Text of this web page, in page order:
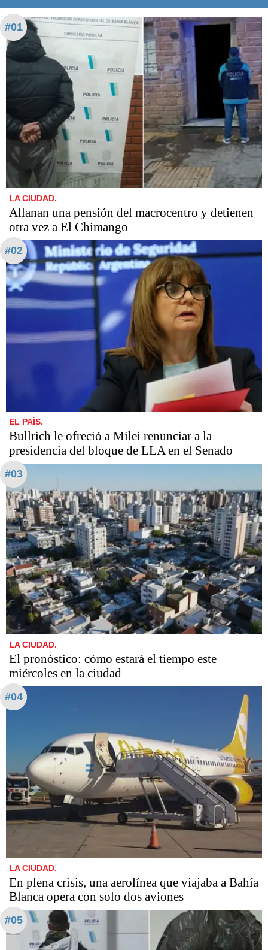
#01
LA CIUDAD.
Allanan una pensión del macrocentro y detienen
otra vez a El Chimango
#02
EL PAÍS.
Bullrich le ofreció a Milei renunciar a la
presidencia del bloque de LLA en el Senado
#03
LA CIUDAD.
El pronóstico: cómo estará el tiempo este
miércoles en la ciudad
#04
LA CIUDAD.
En plena crisis, una aerolínea que viajaba a Bahía
Blanca opera con solo dos aviones
#05